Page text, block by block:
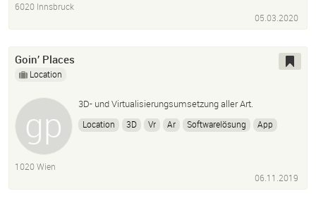
6020 Innsbruck
05.03.2020
Goin’ Places
Location
3D- und Virtualisierungsumsetzung aller Art.
Location 3D Vr Ar Softwarelösung
App
1020 Wien
06.11.2019